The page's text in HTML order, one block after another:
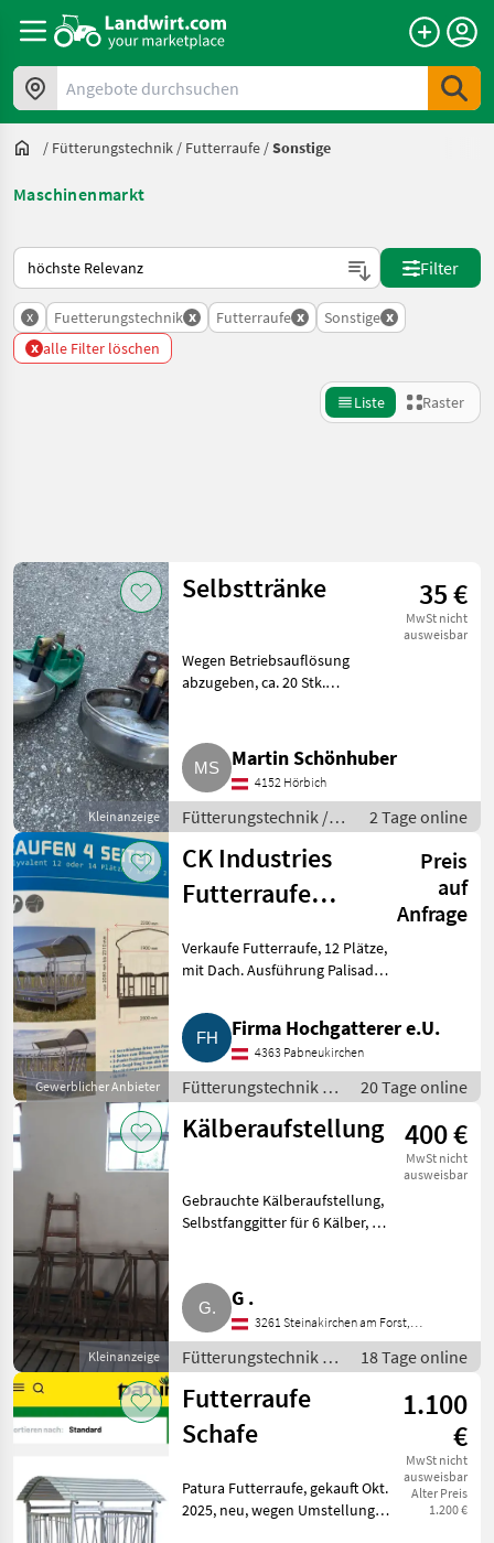
Angebote durchsuchen
/ Fütterungstechnik / Futterraufe /Sonstige
Maschinenmarkt
So wird auf Landwirt.com sortiert
Filter
x Fuetterungstechnik x Futterraufe x Sonstige x
x alle Filter löschen
Liste Raster
Kategorie 4 Land Filter
AKTUELLER
PFAD
Landtechnik
Fuetterungstechnik
Futterraufe
Sonstige
KATEGORIE
WÄHLEN
MARKTPLATZ
Marktplatz Händlerangebote
Zurücksetzen
Ergebnisse
anzeigen
Kleinanzeige
Selbsttränke 35 €
MwSt nicht
ausweisbar
Wegen Betriebsauflösung
abzugeben, ca. 20 Stk.
Martin Schönhuber
4152 Hörbich
Fütterungstechnik /
Futterraufe
2 Tage online
Gewerblicher Anbieter
CK Industries
Futterraufe
Preis
auf
Anfrage
Verkaufe Futterraufe, 12 Plätze,
mit Dach. Ausführung Palisaden
Selbstfangfressgitter € 1.850, -
netto möglich. Abholpreis 4.363
Pabneukirchen. Z
Firma Hochgatterer e.U.
4363 Pabneukirchen
Fütterungstechnik /
Futterraufe
20 Tage online
Kleinanzeige
Kälberaufstellung 400 €
MwSt nicht
ausweisbar
Gebrauchte Kälberaufstellung,
Selbstfanggitter für 6 Kälber, 2,
Futterraufe
G .
3261 Steinakirchen am Forst,
Österreich
Fütterungstechnik /
Futterraufe
18 Tage online
Futterraufe
Schafe
1.100
€
MwSt nicht
ausweisbar
Alter Preis
1.200 €
Patura Futterraufe, gekauft Okt.
2025, neu, wegen Umstellung